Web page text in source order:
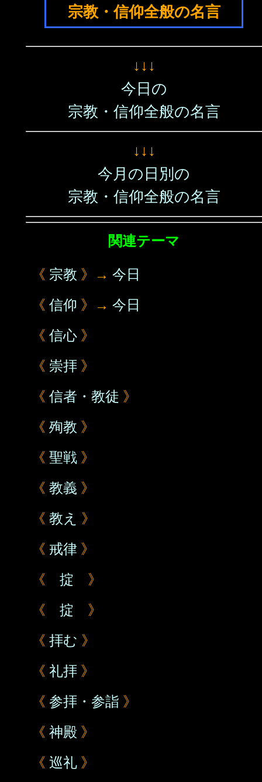
宗教・信仰全般の名言
↓↓↓
今日の
宗教・信仰全般の名言
↓↓↓
今月の日別の
宗教・信仰全般の名言
関連テーマ
《 宗教 》→ 今日
《 信仰 》→ 今日
《 信心 》
《 崇拝 》
《 信者・教徒 》
《 殉教 》
《 聖戦 》
《 教義 》
《 教え
》
《 戒律 》
《 掟 》
《 掟 》
《 拝む 》
《 礼拝 》
《 参拝・参詣 》
《 神殿 》
《 巡礼 》